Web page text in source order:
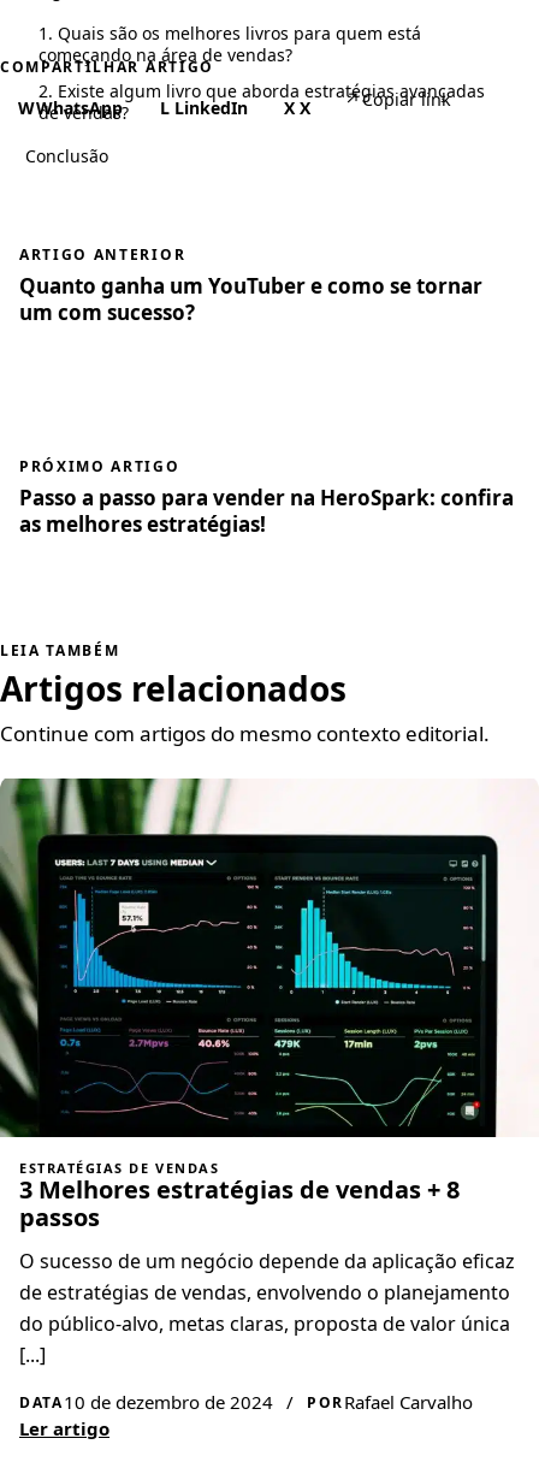
1. Quais são os melhores livros para quem está
começando na área de vendas?
2. Existe algum livro que aborda estratégias avançadas
de vendas?
Conclusão
COMPARTILHAR ARTIGO
WWhatsApp L LinkedIn X X ↗Copiar link
ARTIGO ANTERIOR
Quanto ganha um YouTuber e como se tornar
um com sucesso?
PRÓXIMO ARTIGO
Passo a passo para vender na HeroSpark: confira
as melhores estratégias!
LEIA TAMBÉM
Artigos relacionados
Continue com artigos do mesmo contexto editorial.
ESTRATÉGIAS DE VENDAS
3 Melhores estratégias de vendas + 8
passos
O sucesso de um negócio depende da aplicação eficaz
de estratégias de vendas, envolvendo o planejamento
do público-alvo, metas claras, proposta de valor única
[...]
DATA10 de dezembro de 2024 / PORRafael Carvalho
Ler artigo